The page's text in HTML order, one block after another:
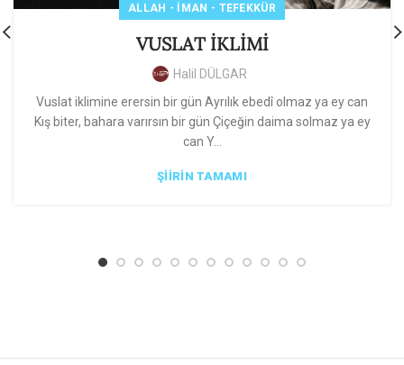
ALLAH - İMAN - TEFEKKÜR
VUSLAT İKLİMİ
Halil DÜLGAR
Vuslat iklimine erersin bir gün Ayrılık ebedî olmaz ya ey can
Kış biter, bahara varırsın bir gün Çiçeğin daima solmaz ya ey
can Y...
ŞIIRIN TAMAMI